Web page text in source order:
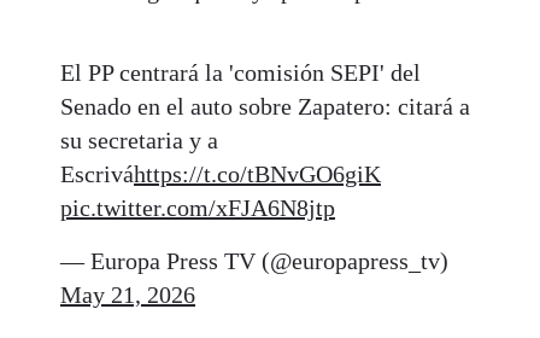
El PP centrará la 'comisión SEPI' del
Senado en el auto sobre Zapatero: citará a
su secretaria y a
Escriváhttps://t.co/tBNvGO6giK
pic.twitter.com/xFJA6N8jtp
— Europa Press TV (@europapress_tv)
May 21, 2026